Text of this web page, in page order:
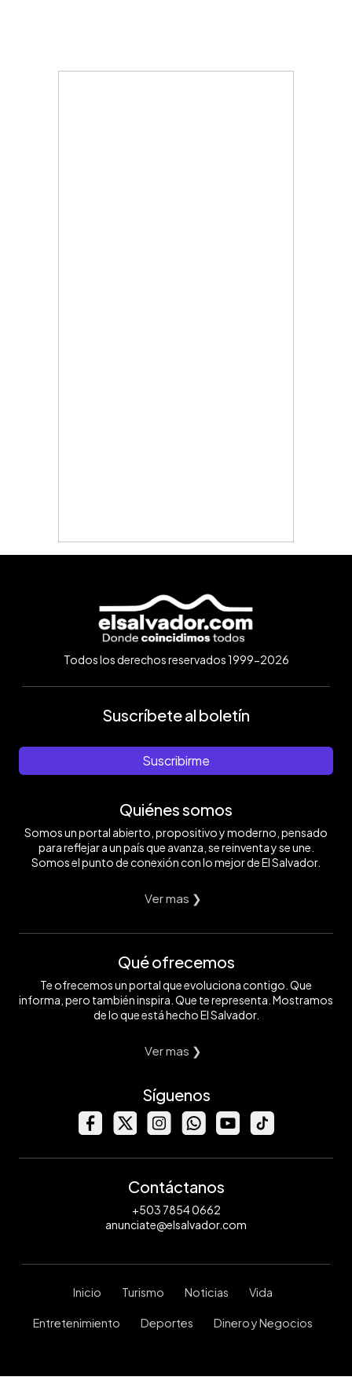
Todos los derechos reservados 1999-2026
Suscríbete al boletín
Suscribirme
Quiénes somos
Somos un portal abierto, propositivo y moderno, pensado
para reflejar a un país que avanza, se reinventa y se une.
Somos el punto de conexión con lo mejor de El Salvador.
Ver mas ❯
Qué ofrecemos
Te ofrecemos un portal que evoluciona contigo. Que
informa, pero también inspira. Que te representa. Mostramos
de lo que está hecho El Salvador.
Ver mas ❯
Síguenos
Contáctanos
+503 7854 0662
anunciate@elsalvador.com
Inicio Turismo Noticias Vida
Entretenimiento Deportes Dinero y Negocios